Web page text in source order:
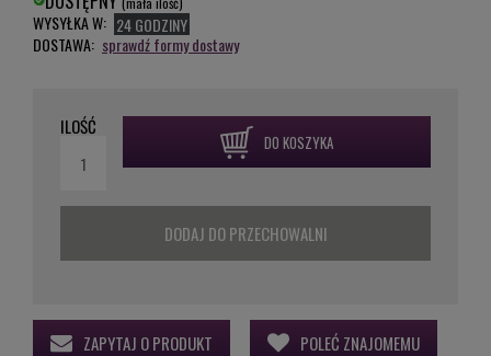
WYSYŁKA W: 24 GODZINY
DOSTAWA: sprawdź formy dostawy
ILOŚĆ
DO KOSZYKA
DODAJ DO PRZECHOWALNI
ZAPYTAJ O PRODUKT POLEĆ ZNAJOMEMU